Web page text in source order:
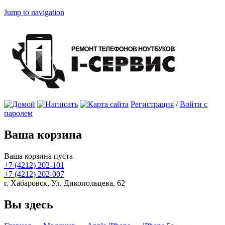
Jump to navigation
Регистрация /Войти с
паролем
Ваша корзина
Ваша корзина пуста
+7 (4212) 202-101
+7 (4212) 202-007
г. Хабаровск, Ул. Дикопольцева, 62
Вы здесь